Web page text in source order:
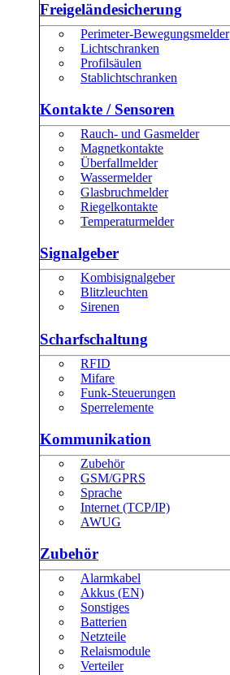
Freigeländesicherung
Perimeter-Bewegungsmelder
Lichtschranken
Profilsäulen
Stablichtschranken
Kontakte / Sensoren
Rauch- und Gasmelder
Magnetkontakte
Überfallmelder
Wassermelder
Glasbruchmelder
Riegelkontakte
Temperaturmelder
Signalgeber
Kombisignalgeber
Blitzleuchten
Sirenen
Scharfschaltung
RFID
Mifare
Funk-Steuerungen
Sperrelemente
Kommunikation
Zubehör
GSM/GPRS
Sprache
Internet (TCP/IP)
AWUG
Zubehör
Alarmkabel
Akkus (EN)
Sonstiges
Batterien
Netzteile
Relaismodule
Verteiler